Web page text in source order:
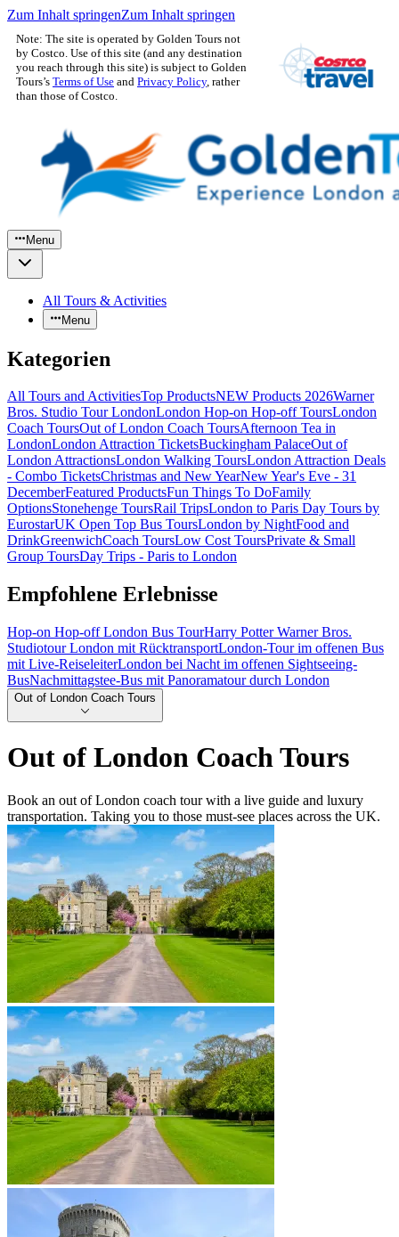
Zum Inhalt springenZum Inhalt springen
Note: The site is operated by Golden Tours not
by Costco. Use of this site (and any destination
you reach through this site) is subject to Golden
Tours’s Terms of Use and Privacy Policy, rather
than those of Costco.
Menu
All Tours & Activities
Menu
Kategorien
All Tours and ActivitiesTop ProductsNEW Products 2026Warner
Bros. Studio Tour LondonLondon Hop-on Hop-off ToursLondon
Coach ToursOut of London Coach ToursAfternoon Tea in
LondonLondon Attraction TicketsBuckingham PalaceOut of
London AttractionsLondon Walking ToursLondon Attraction Deals
- Combo TicketsChristmas and New YearNew Year's Eve - 31
DecemberFeatured ProductsFun Things To DoFamily
OptionsStonehenge ToursRail TripsLondon to Paris Day Tours by
EurostarUK Open Top Bus ToursLondon by NightFood and
DrinkGreenwichCoach ToursLow Cost ToursPrivate & Small
Group ToursDay Trips - Paris to London
Empfohlene Erlebnisse
Hop-on Hop-off London Bus TourHarry Potter Warner Bros.
Studiotour London mit RücktransportLondon-Tour im offenen Bus
mit Live-ReiseleiterLondon bei Nacht im offenen Sightseeing-
BusNachmittagstee-Bus mit Panoramatour durch London
Out of London Coach Tours
Out of London Coach Tours
Book an out of London coach tour with a live guide and luxury
transportation. Taking you to those must-see places across the UK.